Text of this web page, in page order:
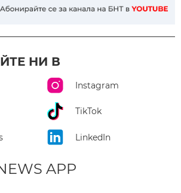
НИ В
Instagram
TikTok
LinkedIn
APP